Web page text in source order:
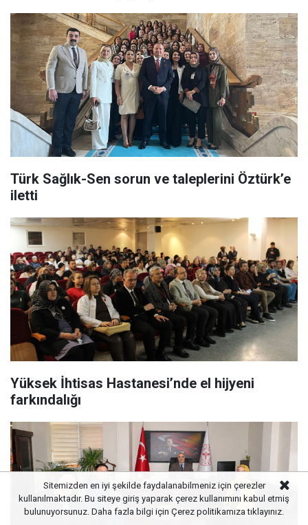
Türk Sağlık-Sen sorun ve taleplerini Öztürk’e
iletti
Yüksek İhtisas Hastanesi’nde el hijyeni
farkındalığı
Sitemizden en iyi şekilde faydalanabilmeniz için çerezler
kullanılmaktadır. Bu siteye giriş yaparak çerez kullanımını kabul etmiş
bulunuyorsunuz. Daha fazla bilgi için Çerez politikamızatıklayınız.